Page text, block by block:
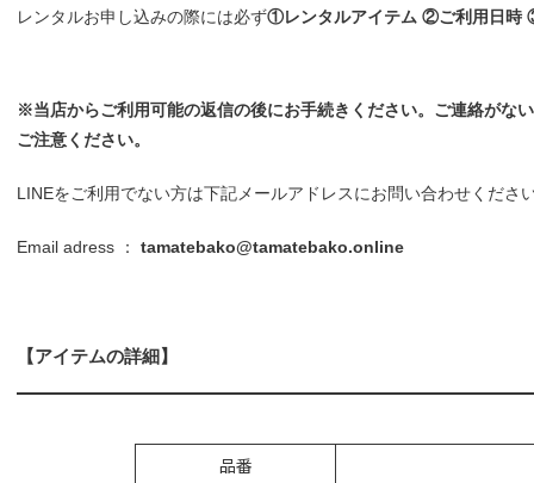
レンタルお申し込みの際には必ず①レンタルアイテム ②ご利用日時
※当店からご利用可能の返信の後にお手続きください。ご連絡がな
ご注意ください。
LINEをご利用でない方は下記メールアドレスにお問い合わせくださ
Email adress ： tamatebako@tamatebako.online
【アイテムの詳細】
品番